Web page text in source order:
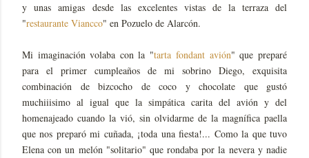
y unas amigas desde las excelentes vistas de la terraza del
"restaurante Viancco" en Pozuelo de Alarcón.
Mi imaginación volaba con la "tarta fondant avión" que preparé
para el primer cumpleaños de mi sobrino Diego, exquisita
combinación de bizcocho de coco y chocolate que gustó
muchiiisimo al igual que la simpática carita del avión y del
homenajeado cuando la vió, sin olvidarme de la magnífica paella
que nos preparó mi cuñada, ¡toda una fiesta!... Como la que tuvo
Elena con un melón "solitario" que rondaba por la nevera y nadie